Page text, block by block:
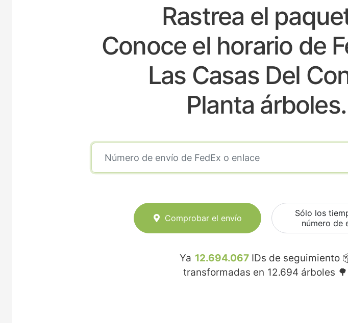
Rastrea el
Conoce el horario de
Las Casas Del
Planta árboles.
Comprobar el envío
Sólo los
número de
Ya 12.694.067 IDs de seguimiento
transformadas en 12.694 árboles